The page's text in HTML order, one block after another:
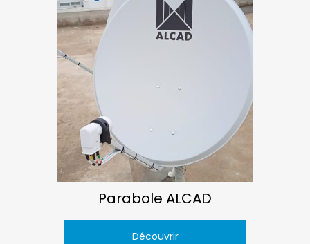
Parabole ALCAD
Découvrir